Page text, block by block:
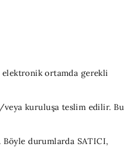
ortamda gerekli
veya kuruluşa teslim edilir. Bu
durumlarda SATICI,